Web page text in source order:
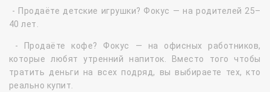
- Продаёте детские игрушки? Фокус — на родителей 25–
40 лет.
- Продаёте кофе? Фокус — на офисных работников,
которые любят утренний напиток. Вместо того чтобы
тратить деньги на всех подряд, вы выбираете тех, кто
реально купит.